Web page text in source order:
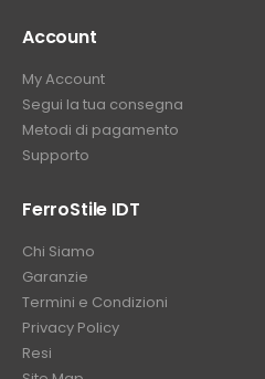
Account
My Account
Segui la tua consegna
Metodi di pagamento
Supporto
FerroStile IDT
Chi Siamo
Garanzie
Termini e Condizioni
Privacy Policy
Resi